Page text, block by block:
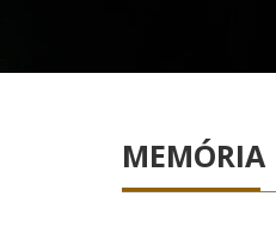
MEMÓRIA